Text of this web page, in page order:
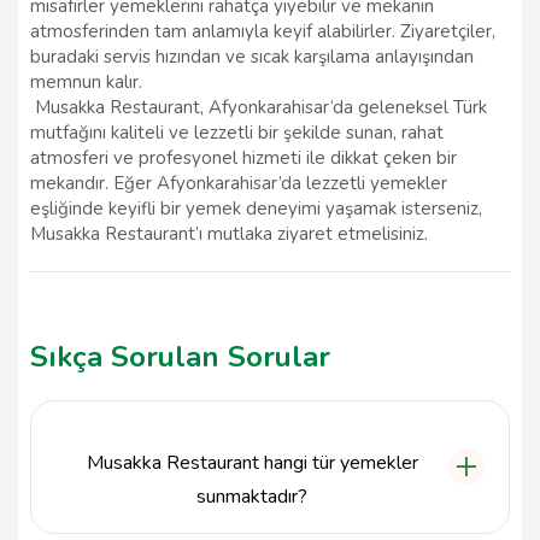
misafirler yemeklerini rahatça yiyebilir ve mekanın
atmosferinden tam anlamıyla keyif alabilirler. Ziyaretçiler,
buradaki servis hızından ve sıcak karşılama anlayışından
memnun kalır.
Musakka Restaurant, Afyonkarahisar’da geleneksel Türk
mutfağını kaliteli ve lezzetli bir şekilde sunan, rahat
atmosferi ve profesyonel hizmeti ile dikkat çeken bir
mekandır. Eğer Afyonkarahisar’da lezzetli yemekler
eşliğinde keyifli bir yemek deneyimi yaşamak isterseniz,
Musakka Restaurant’ı mutlaka ziyaret etmelisiniz.
Sıkça Sorulan Sorular
Musakka Restaurant hangi tür yemekler
sunmaktadır?